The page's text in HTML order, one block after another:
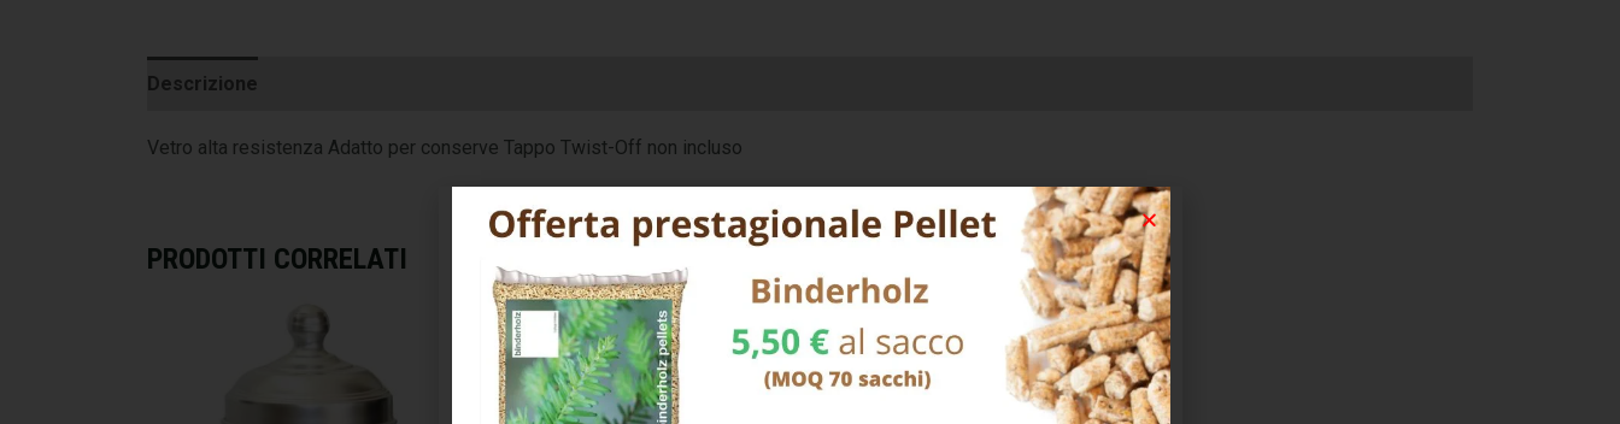
Descrizione
Vetro alta resistenza Adatto per conserve Tappo Twist-Off non incluso
PRODOTTI CORRELATI